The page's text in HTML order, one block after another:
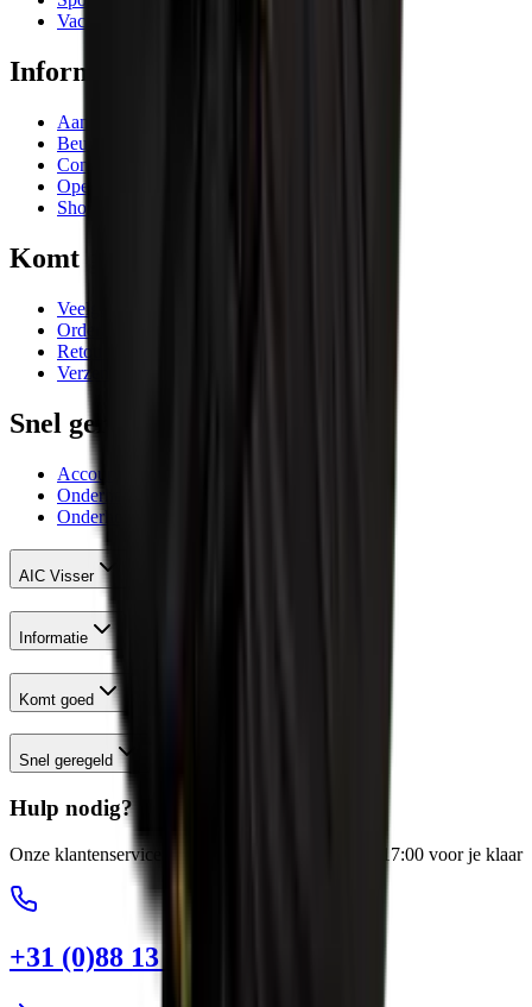
Vacatures
Informatie
Aanbiedingen
Beurzen en evenementen
Contactgegevens
Openingstijden
Showrooms
Komt goed
Veelgestelde vragen
Orderafhandeling
Retourneren
Verzending
Snel geregeld
Account AIC Visser
Onderhoud meetinstrumenten
Onderhoud en reparatie machines
AIC Visser
Informatie
Komt goed
Snel geregeld
Hulp nodig?
Onze klantenservice staat elke werkdag van 8:00-17:00 voor je klaar
+31 (0)88 13 43 600